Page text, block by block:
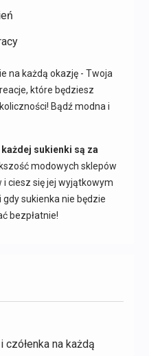
na każdą okazję - Twoja
które będziesz
Bądź modna i
każdej sukienki są za
modowych sklepów
ciesz się jej wyjątkowym
sukienka nie będzie
bezpłatnie!
na każdą